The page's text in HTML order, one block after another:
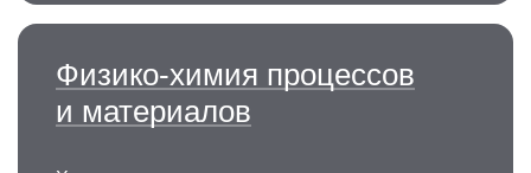
Физико-химия процессов
и материалов